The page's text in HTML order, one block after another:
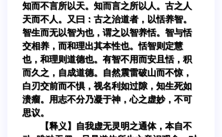
知而不言所以天。知而言之所以人。古之人
天而不人。又曰：古之治道者，以恬养智。
智生而无以智为也，谓之以智养恬。智与恬
交相养，而和理出其本性也。恬智则定慧
也，和理则道德也。有智不用而安且恬，积
而久之，自成道德。自然震雷破山而不惊，
白刃交前而不惧，视名利如过隙，知生死如
溃瘤。用志不分乃凝于神，心之虚妙，不可
思议。
【释义】自我虚无灵明之通体，本自不